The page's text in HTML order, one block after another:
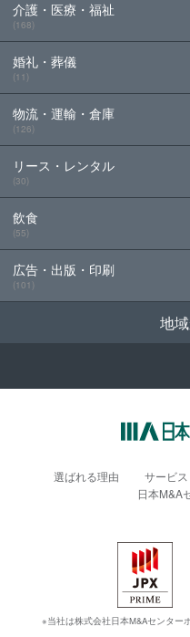
介護・医療・福祉
(168)
婚礼・葬儀
(11)
物流・運輸・倉庫
(126)
リース・レンタル
(30)
飲食
(55)
広告・出版・印刷
(101)
地
選ばれる理由 サービス
日本M&A
※当社は株式会社日本M&Aセンター